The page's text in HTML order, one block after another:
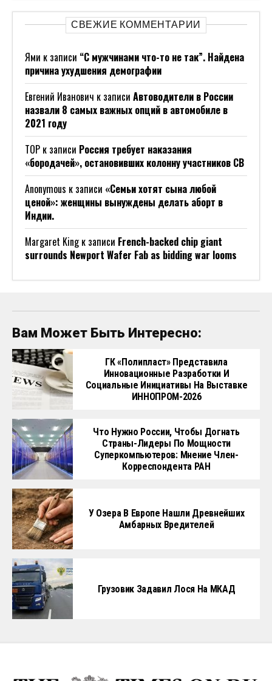
СВЕЖИЕ КОММЕНТАРИИ
Ями к записи “С мужчинами что-то не так”. Найдена
причина ухудшения демографии
Евгений Иванович к записи Автоводители в России
назвали 8 самых важных опций в автомобиле в
2021 году
ТОР к записи Россия требует наказания
«бородачей», остановивших колонну участников СВ
Anonymous к записи «Семьи хотят сына любой
ценой»: женщины вынуждены делать аборт в
Индии.
Margaret Kingк записи French-backed chip giant
surrounds Newport Wafer Fab as bidding war looms
Вам Может Быть Интересно:
ГК «Полипласт» Представила
Инновационные Разработки И
Социальные Инициативы На Выставке
ИННОПРОМ-2026
Что Нужно России, Чтобы Догнать
Страны-Лидеры По Мощности
Суперкомпьютеров: Мнение Член-
Корреспондента РАН
У Озера В Европе Нашли Древнейших
Амбарных Вредителей
Грузовик Задавил Лося На МКАД